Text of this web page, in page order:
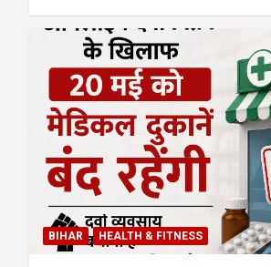
BIHAR HEALTH & FITNESS